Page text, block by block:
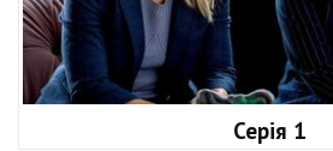
Серія 1